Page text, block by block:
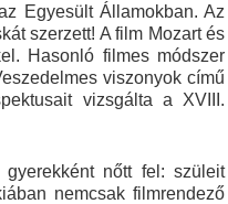
Egyesült Államokban. Az
szerzett! A film Mozart és
Hasonló filmes módszer
viszonyok című
vizsgálta a XVIII.
gyerekként nőtt fel: szüleit
nemcsak filmrendező